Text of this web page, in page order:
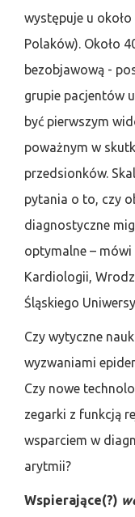
występuje u
Polaków). Około
bezobjawową -
grupie pacjentów
być pierwszym
poważnym w
przedsionków.
pytania o to, czy
diagnostyczne
optymalne –
Kardiologii,
Śląskiego
Czy wytyczne
wyzwaniami
Czy nowe
zegarki z funkcją
wsparciem w
arytmii?
Wspierające(?)